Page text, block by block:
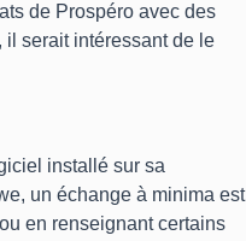
de Prospéro avec des
il serait intéressant de le
installé sur sa
un échange à minima est
ou en renseignant certains